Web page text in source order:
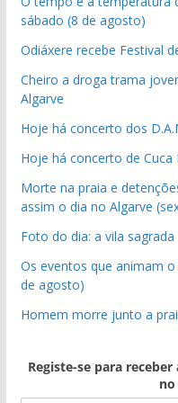
sábado (8 de agosto)
Odiáxere recebe Festival
Cheiro a droga trama
Algarve
Hoje há concerto dos
Hoje há concerto de
Morte na praia e
assim o dia no Algarve
Foto do dia: a vila sagrada
Os eventos que animam
de agosto)
Homem morre junto a
Registe-se para